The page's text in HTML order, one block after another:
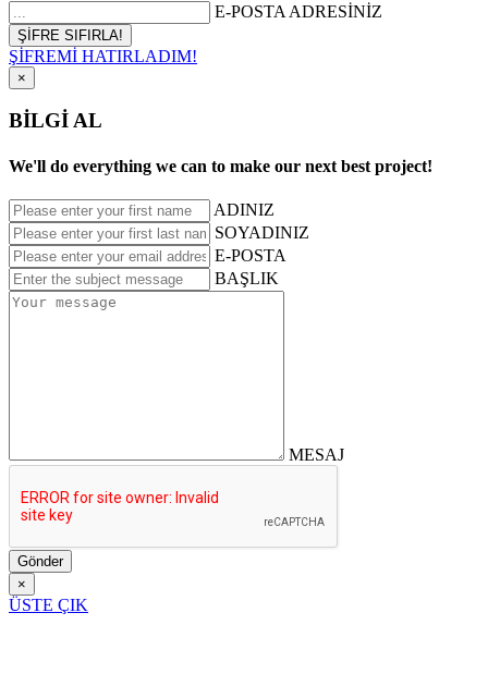
E-POSTA ADRESİNİZ
ŞİFREMİ HATIRLADIM!
×
BİLGİ AL
We'll do everything we can to make our next best project!
ADINIZ
SOYADINIZ
E-POSTA
BAŞLIK
MESAJ
Gönder
×
ÜSTE ÇIK